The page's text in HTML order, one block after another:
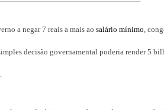
a negar 7 reais a mais ao salário mínimo ,
decisão governamental poderia render 5